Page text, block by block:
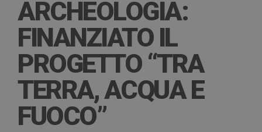
ARCHEOLOGIA:
FINANZIATO IL
PROGETTO “TRA
TERRA, ACQUA E
FUOCO”